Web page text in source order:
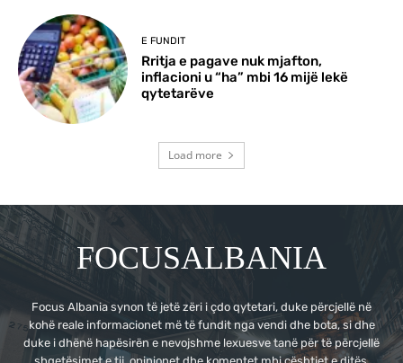
E FUNDIT
Rritja e pagave nuk mjafton,
inflacioni u “ha” mbi 16 mijë lekë
qytetarëve
Load more
FOCUSALBANIA
Focus Albania synon të jetë zëri i çdo qytetari, duke përcjellë në
kohë reale informacionet më të fundit nga vendi dhe bota, si dhe
duke i dhënë hapësirën e nevojshme lexuesve tanë për të përcjellë